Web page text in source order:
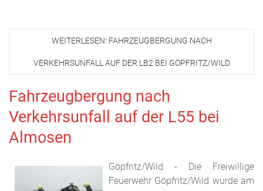
WEITERLESEN: FAHRZEUGBERGUNG NACH
VERKEHRSUNFALL AUF DER LB2 BEI GÖPFRITZ/WILD
Fahrzeugbergung nach
Verkehrsunfall auf der L55 bei
Almosen
Göpfritz/Wild - Die Freiwillige
Feuerwehr Göpfritz/Wild wurde am